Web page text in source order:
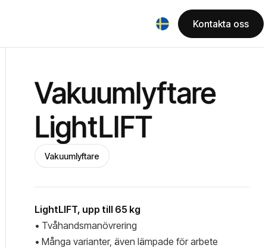
Kontakta oss
Vakuumlyftare
LightLIFT
Vakuumlyftare
LightLIFT, upp till 65 kg
• Tvåhandsmanövrering
• Många varianter, även lämpade för arbete